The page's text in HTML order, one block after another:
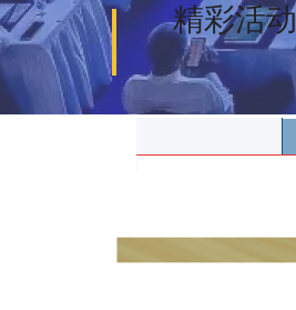
精彩活动